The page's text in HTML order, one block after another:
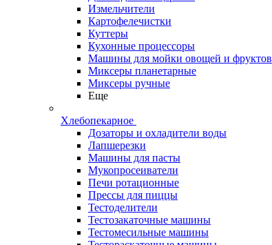
Измельчители
Картофелечистки
Куттеры
Кухонные процессоры
Машины для мойки овощей и фруктов
Миксеры планетарные
Миксеры ручные
Еще
Хлебопекарное
Дозаторы и охладители воды
Лапшерезки
Машины для пасты
Мукопросеиватели
Печи ротационные
Прессы для пиццы
Тестоделители
Тестозакаточные машины
Тестомесильные машины